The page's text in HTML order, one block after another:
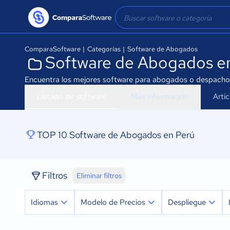
ComparaSoftware | Categorías | Software de Abogados
Software de Abogados
Encuentra los mejores software para abogados o
Más información
TOP 10 Software de Abogados en Perú
Filtros Eliminar filtros
Idiomas Modelo de Precios Despliegue